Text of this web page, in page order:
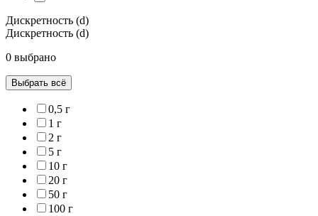
Дискретность (d)
Дискретность (d)
0 выбрано
Выбрать всё
0,5 г
1 г
2 г
5 г
10 г
20 г
50 г
100 г